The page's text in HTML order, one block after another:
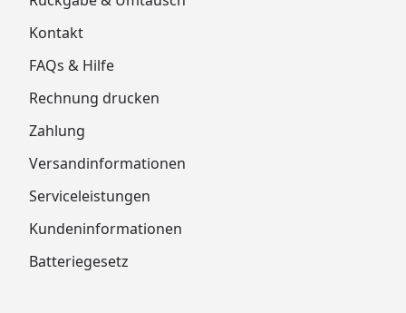
Kontakt
FAQs & Hilfe
Rechnung drucken
Zahlung
Versandinformationen
Serviceleistungen
Kundeninformationen
Batteriegesetz